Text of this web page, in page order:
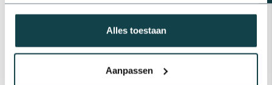
Alles toestaan
Aanpassen
Advies nodig van de beregeningsspecialist?
info@onlineberegening.nl